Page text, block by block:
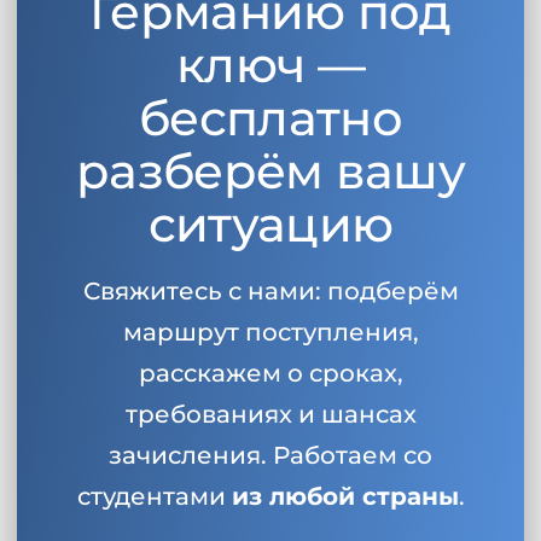
ключ —
бесплатно
разберём вашу
ситуацию
Свяжитесь с нами: подберём
маршрут поступления,
расскажем о сроках,
требованиях и шансах
зачисления. Работаем со
студентами из любой страны.